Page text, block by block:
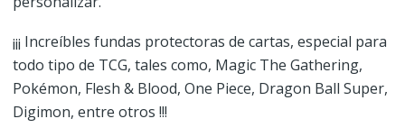
¡¡¡ Increíbles fundas protectoras de cartas, especial para
todo tipo de TCG, tales como, Magic The Gathering,
Pokémon, Flesh & Blood, One Piece, Dragon Ball Super,
Digimon, entre otros !!!